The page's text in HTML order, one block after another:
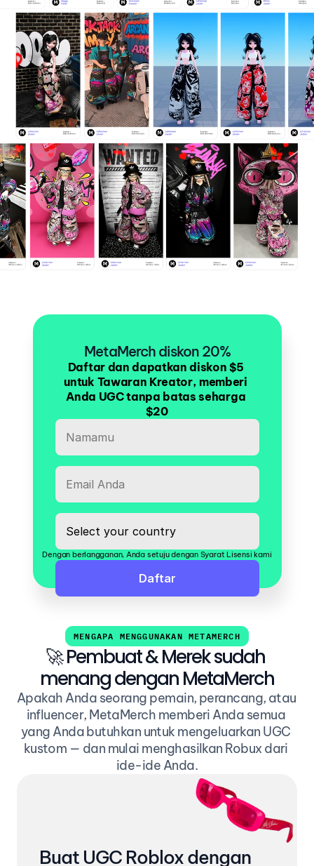
MetaMerch diskon 20%
Daftar dan dapatkan diskon $5
untuk Tawaran Kreator, memberi
Anda UGC tanpa batas seharga
$20
Dengan berlangganan, Anda setuju dengan Syarat Lisensi kami
MENGAPA MENGGUNAKAN METAMERCH
🚀 Pembuat & Merek sudah
menang dengan MetaMerch
Apakah Anda seorang pemain, perancang, atau
influencer, MetaMerch memberi Anda semua
yang Anda butuhkan untuk mengeluarkan UGC
kustom — dan mulai menghasilkan Robux dari
ide-ide Anda.
Buat UGC Roblox dengan